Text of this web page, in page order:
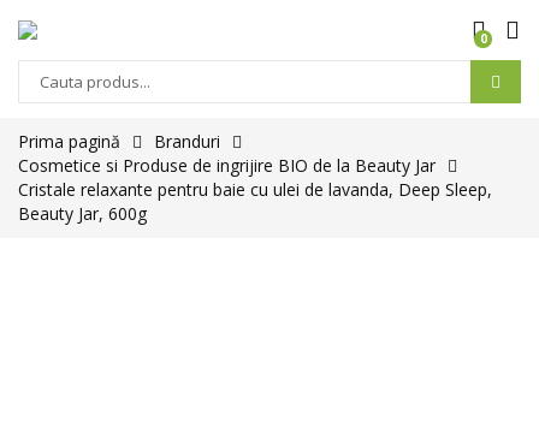
0
Prima pagină
Branduri
Cosmetice si Produse de ingrijire BIO de la Beauty Jar
Cristale relaxante pentru baie cu ulei de lavanda, Deep Sleep,
Beauty Jar, 600g